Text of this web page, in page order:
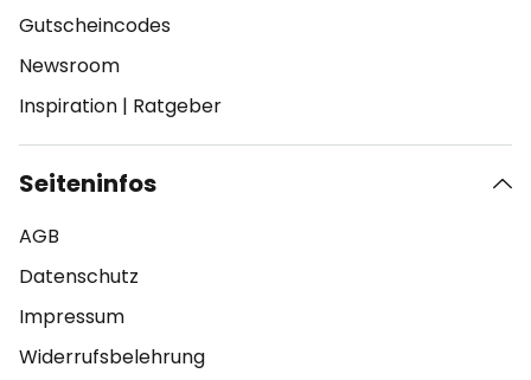
Gutscheincodes
Newsroom
Inspiration | Ratgeber
Seiteninfos
AGB
Datenschutz
Impressum
Widerrufsbelehrung